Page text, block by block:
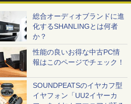
総合オーディオブランドに進
化するSHANLINGとは何者
か？
性能の良いお得な中古PC情
報はこのページでチェック！
SOUNDPEATSのイヤカフ型
イヤフォン「UU2イヤーカ